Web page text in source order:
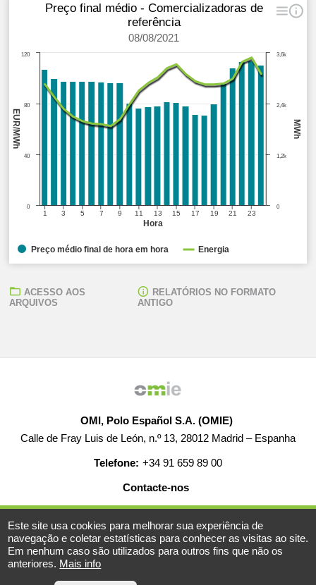
Hora
MWh
EUR/MWh
Preço final médio - Comercializadoras de
referência
08/08/2021
1 3 5 7 9 11 13 15 17 19 21 23
0
1,2k
2,4k
3,6k
0
40
80
120
Preço médio final de hora em hora Energia
ACESSO AOS
ARQUIVOS
RELATÓRIOS NO FORMATO
ANTIGO
OMI, Polo Español S.A. (OMIE)
Calle de Fray Luis de León, n.º 13, 28012 Madrid – Espanha
Telefone: +34 91 659 89 00
Contacte-nos
© 2019-2026 - Todos os direitos reservados
AJUDA EMPREGO MAPA WEB AVISO LEGAL
Este site usa cookies para melhorar sua experiência de
navegação e coletar estatísticas para conhecer as visitas ao site.
Em nenhum caso são utilizados para outros fins que não os
anteriores. Mais info